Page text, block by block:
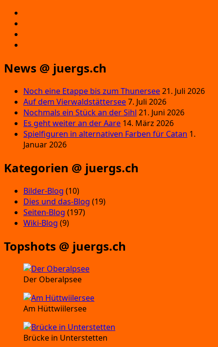
News @ juergs.ch
Noch eine Etappe bis zum Thunersee21. Juli 2026
Auf dem Vierwaldstättersee7. Juli 2026
Nochmals ein Stück an der Sihl 21. Juni 2026
Es geht weiter an der Aare 14. März 2026
Spielfiguren in alternativen Farben für Catan 1.
Januar 2026
Kategorien @ juergs.ch
Bilder-Blog (10)
Dies und das-Blog (19)
Seiten-Blog (197)
Wiki-Blog (9)
Topshots @ juergs.ch
Der Oberalpsee
Am Hüttwiilersee
Brücke in Unterstetten